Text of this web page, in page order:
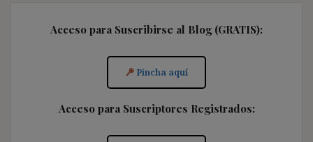
Acceso para Suscribirse al Blog (GRATIS):
Pincha aquí
Acceso para Suscriptores Registrados: